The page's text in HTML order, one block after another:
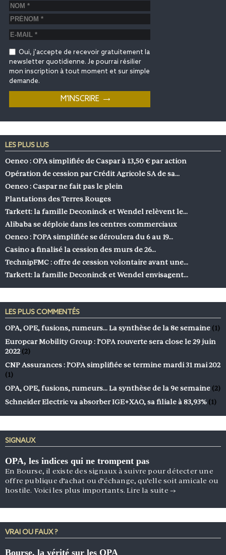
Oui, j'accepte de recevoir gratuitement la
newsletter quotidienne. Je pourrai résilier
mon inscription à tout moment et sur simple
demande.
LES PLUS LUS
Oeneo : OPA simplifiée de Caspar à 13,50 € par action
Opération de cession par Crédit Agricole SA de sa…
Oeneo : Caspar ne fait pas le plein
Plantations des Terres Rouges
Tarkett: la famille Deconinck et Wendel relèvent le…
Alibaba se déploie dans les centres commerciaux
Oeneo : l’OPA simplifiée se déroulera du 6 au 19…
Casino a finalisé la cession des murs de 26…
TechnipFMC : offre de cession volontaire avant une…
Tarkett: la famille Deconinck et Wendel envisagent…
LES PLUS COMMENTÉS
OPA, OPE, fusions, rumeurs… La synthèse de la 8e semaine (1)
Europcar Mobility Group : l’OPA rouverte sera close le 29 juin
2022 (2)
CNP Assurances : l’OPA simplifiée se termine mardi 31 mai 202
(1)
OPA, OPE, fusions, rumeurs… La synthèse de la 9e semaine (2)
Schneider Electric va absorber IGE+XAO, sa filiale à 83,93% (1)
SIGNAUX
OPA, les indices qui ne trompent pas
En Bourse, il existe des signaux à suivre pour détecter une
offre publique d’achat ou d’échange, qu’elle soit amicale ou
hostile. Voici les plus importants.Lire la suite →
VRAI OU FAUX ?
Bourse, la vérité sur les OPA